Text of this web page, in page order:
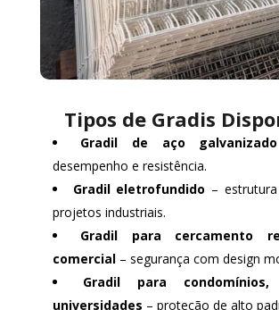
Tipos de Gradis
Gradil de aço galvanizado
desempenho e resistência.
Gradil eletrofundido –
projetos industriais.
Gradil para cercamento
comercial– segurança com design
Gradil para
universidades – proteção de alto